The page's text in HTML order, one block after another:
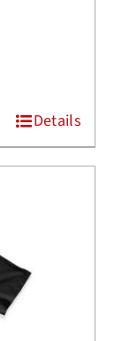
Details